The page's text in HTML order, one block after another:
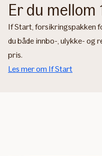
Er du mellom
If Start, forsikringspakken
du både innbo-, ulykke- og
pris.
Les mer om If Start